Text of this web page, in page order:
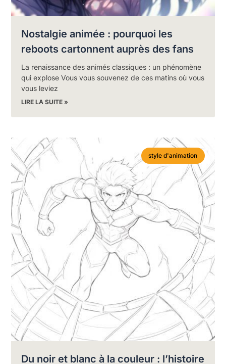
Nostalgie animée : pourquoi les
reboots cartonnent auprès des fans
La renaissance des animés classiques : un phénomène
qui explose Vous vous souvenez de ces matins où vous
vous leviez
LIRE LA SUITE »
style d'animation
Du noir et blanc à la couleur : l’histoire